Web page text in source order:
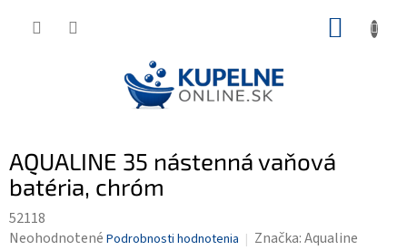
AQUALINE 35 nástenná vaňová
batéria, chróm
52118
Priemerné
Neohodnotené Podrobnosti hodnotenia Značka:Aqualine